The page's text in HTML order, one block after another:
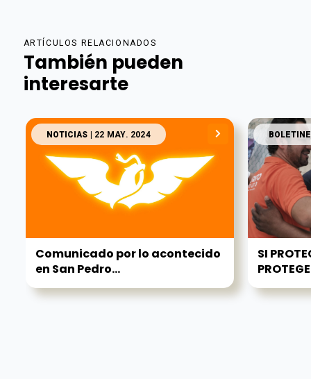
ARTÍCULOS RELACIONADOS
También pueden
interesarte
NOTICIAS | 22 MAY. 2024
Comunicado por lo acontecido
en San Pedro...
SI